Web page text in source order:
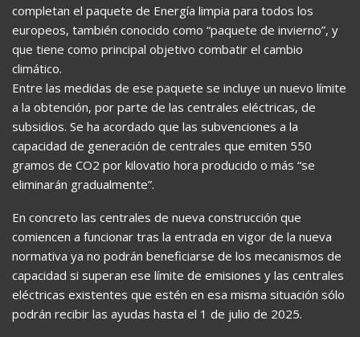
completan el paquete de Energía limpia para todos los
europeos, también conocido como “paquete de invierno”, y
que tiene como principal objetivo combatir el cambio
climático.
Entre las medidas de ese paquete se incluye un nuevo límite
a la obtención, por parte de las centrales eléctricas, de
subsidios. Se ha acordado que las subvenciones a la
capacidad de generación de centrales que emiten 550
gramos de CO2 por kilovatio hora producido o más “se
eliminarán gradualmente”.
En concreto las centrales de nueva construcción que
comiencen a funcionar tras la entrada en vigor de la nueva
normativa ya no podrán beneficiarse de los mecanismos de
capacidad si superan ese límite de emisiones y las centrales
eléctricas existentes que estén en esa misma situación sólo
podrán recibir las ayudas hasta el 1 de julio de 2025.